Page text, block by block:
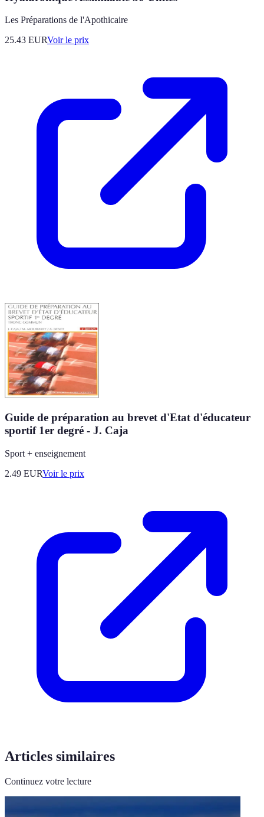
Les Préparations de l'Apothicaire
25.43 EURVoir le prix
Guide de préparation au brevet d'Etat d'éducateur
sportif 1er degré - J. Caja
Sport + enseignement
2.49 EURVoir le prix
Articles similaires
Continuez votre lecture